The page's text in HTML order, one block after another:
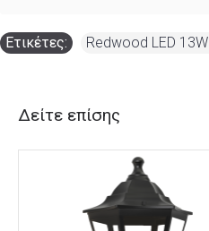
Ετικέτες: Redwood LED
Δείτε επίσης